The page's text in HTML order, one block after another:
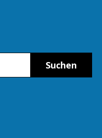
Suchen